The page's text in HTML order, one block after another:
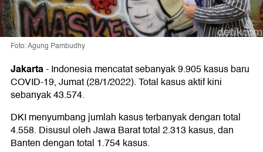
Foto: Agung Pambudhy
Jakarta-Indonesia mencatat sebanyak 9.905 kasus baru
COVID-19, Jumat (28/1/2022). Total kasus aktif kini
sebanyak 43.574.
DKI menyumbang jumlah kasus terbanyak dengan total
4.558. Disusul oleh Jawa Barat total 2.313 kasus, dan
Banten dengan total 1.754 kasus.